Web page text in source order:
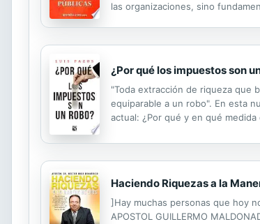
las organizaciones, sino
¿Por qué los impuestos son
"Toda extracción de riqueza que
equiparable a un robo". En esta
actual: ¿Por qué y en qué
Haciendo Riquezas a la
]Hay muchas personas que hoy
APOSTOL GUILLERMO